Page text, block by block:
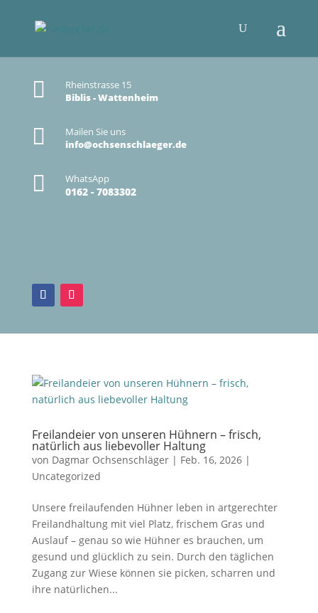

Rheinstrasse 15
Biblis - Wattenheim

Mailen Sie uns
info@ochsenschlaeger.de
 WhatsApp
0162 - 7083302
Freilandeier von unseren Hühnern – frisch,
natürlich aus liebevoller Haltung
von Dagmar Ochsenschläger| Feb. 16, 2026|
Uncategorized
Unsere freilaufenden Hühner leben in artgerechter
Freilandhaltung mit viel Platz, frischem Gras und
Auslauf – genau so wie Hühner es brauchen, um
gesund und glücklich zu sein. Durch den täglichen
Zugang zur Wiese können sie picken, scharren und
ihre natürlichen...